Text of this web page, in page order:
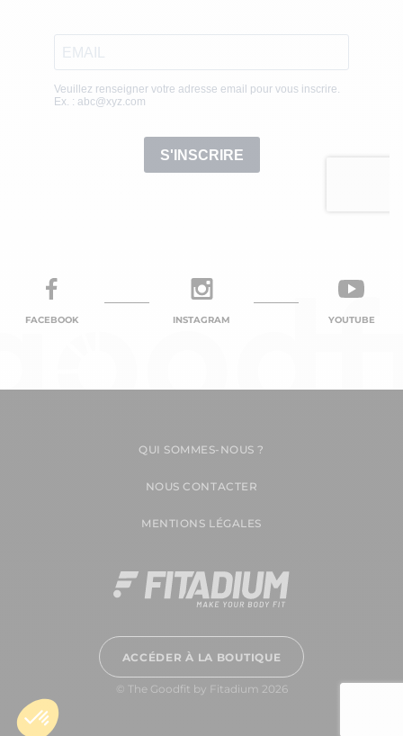
FACEBOOK INSTAGRAM YOUTUBE
QUI SOMMES-NOUS ?
NOUS CONTACTER
MENTIONS LÉGALES
ACCÉDER À LA BOUTIQUE
© The Goodfit by Fitadium 2026